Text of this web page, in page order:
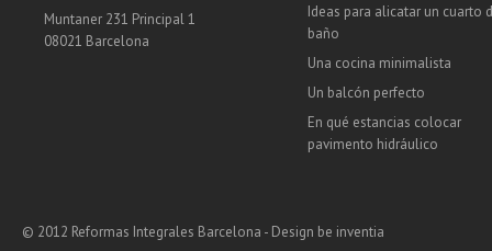
Muntaner 231 Principal 1
08021 Barcelona
Ideas para alicatar un cuarto
baño
Una cocina minimalista
Un balcón perfecto
En qué estancias colocar
pavimento hidráulico
© 2012 Reformas Integrales Barcelona - Design be inventia